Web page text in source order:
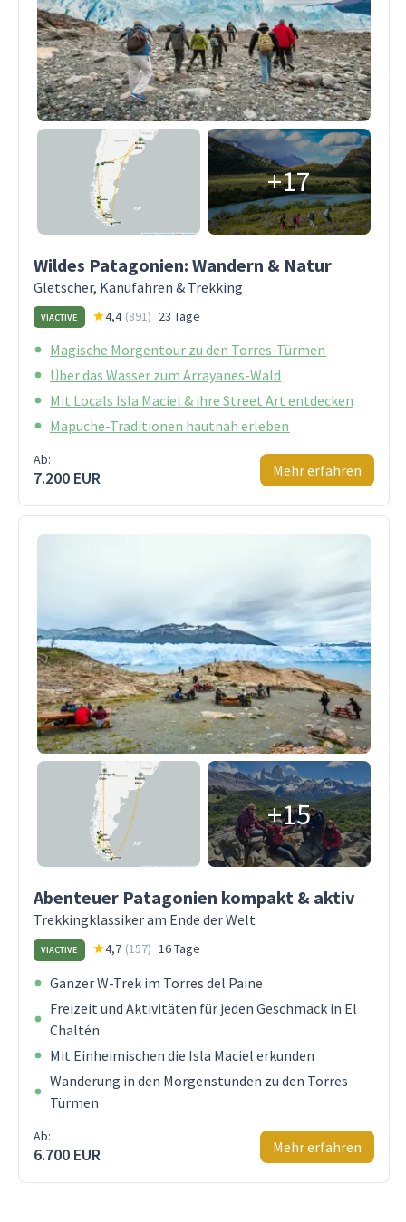
+17
Wildes Patagonien: Wandern & Natur
Gletscher, Kanufahren & Trekking
VIACTIVE 4,4 (891) 23 Tage
Magische Morgentour zu den Torres-Türmen
Über das Wasser zum Arrayanes-Wald
Mit Locals Isla Maciel & ihre Street Art entdecken
Mapuche-Traditionen hautnah erleben
Ab:
7.200 EUR Mehr erfahren
+15
Abenteuer Patagonien kompakt & aktiv
Trekkingklassiker am Ende der Welt
VIACTIVE 4,7 (157) 16 Tage
Ganzer W-Trek im Torres del Paine
Freizeit und Aktivitäten für jeden Geschmack in El
Chaltén
Mit Einheimischen die Isla Maciel erkunden
Wanderung in den Morgenstunden zu den Torres
Türmen
Ab:
6.700 EUR Mehr erfahren